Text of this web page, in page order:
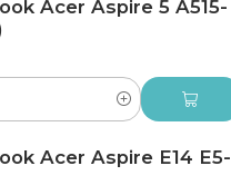
Acer Aspire 5 A515-
Acer Aspire E14 E5-